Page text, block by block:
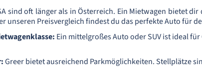
sind oft länger als in Österreich. Ein Mietwagen bietet
unseren Preisvergleich findest du das perfekte Auto für
Ein mittelgroßes Auto oder SUV ist ideal
Greer bietet ausreichend Parkmöglichkeiten. Stellplätze